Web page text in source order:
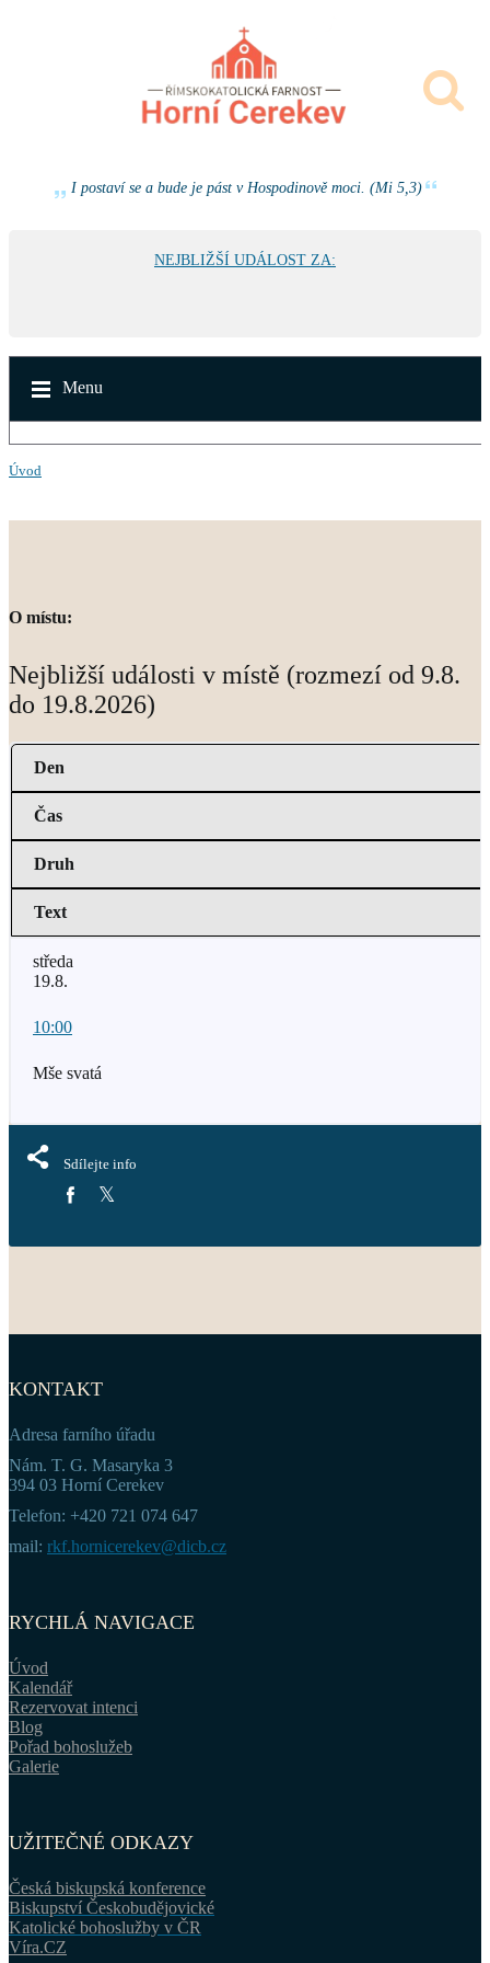
I postaví se a bude je pást v Hospodinově moci. (Mi 5,3)
NEJBLIŽŠÍ UDÁLOST ZA:
Menu
Úvod
O místu:
Nejbližší události v místě (rozmezí od 9.8.
do 19.8.2026)
Den
Čas
Druh
Text
středa
19.8.
10:00
Mše svatá
Sdílejte info
KONTAKT
Adresa farního úřadu
Nám. T. G. Masaryka 3
394 03 Horní Cerekev
Telefon: +420 721 074 647
mail: rkf.hornicerekev@dicb.cz
RYCHLÁ NAVIGACE
Úvod
Kalendář
Rezervovat intenci
Blog
Pořad bohoslužeb
Galerie
UŽITEČNÉ ODKAZY
Česká biskupská konference
Biskupství Českobudějovické
Katolické bohoslužby v ČR
Víra.CZ